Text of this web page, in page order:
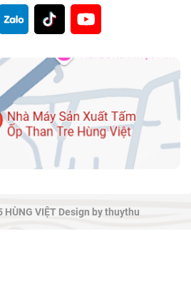
VIỆT Design by thuythu